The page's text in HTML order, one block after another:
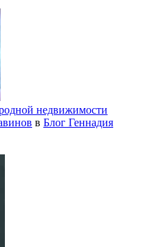
недвижимости
в Блог Геннадия